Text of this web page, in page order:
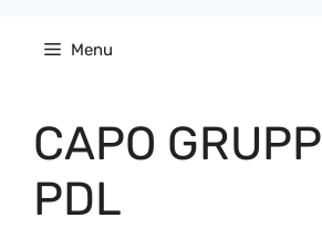
Menu
CAPO
PDL